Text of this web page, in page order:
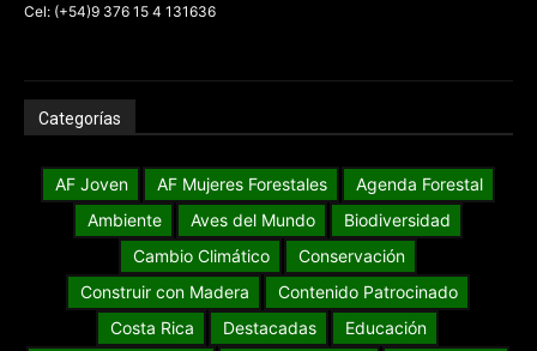
Cel: (+54)9 376 15 4 131636
Categorías
AF Joven AF Mujeres Forestales
Agenda Forestal
Ambiente
Aves del Mundo
Biodiversidad
Cambio Climático
Conservación
Construir con Madera
Contenido Patrocinado
Costa Rica
Destacadas
Educación